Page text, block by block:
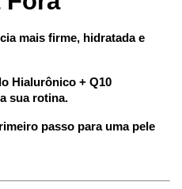
mais firme, hidratada e
Hialurônico + Q10
sua rotina.
passo para uma pele